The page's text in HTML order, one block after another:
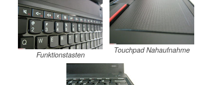
Funktionstasten Touchpad Nahaufnahme